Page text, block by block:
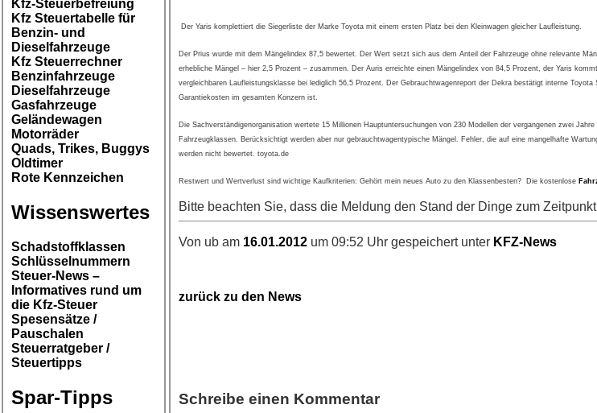
Kfz-Steuerbefreiung
Kfz Steuertabelle für
Benzin- und
Dieselfahrzeuge
Kfz Steuerrechner
Benzinfahrzeuge
Dieselfahrzeuge
Gasfahrzeuge
Geländewagen
Motorräder
Quads, Trikes, Buggys
Oldtimer
Rote Kennzeichen
Wissenswertes
Schadstoffklassen
Schlüsselnummern
Steuer-News –
Informatives rund um
die Kfz-Steuer
Spesensätze /
Pauschalen
Steuerratgeber /
Steuertipps
Spar-Tipps
Der Yaris komplettiert die Siegerliste der Marke Toyota mit einem ersten Platz bei den Kleinwagen gleicher Laufleistung.
Der Prius wurde mit dem Mängelindex 87,5 bewertet. Der Wert setzt sich aus dem Anteil der Fahrzeuge ohne relevante
erhebliche Mängel – hier 2,5 Prozent – zusammen. Der Auris erreichte einen Mängelindex von 84,5 Prozent, der Yaris
vergleichbaren Laufleistungsklasse bei lediglich 56,5 Prozent. Der Gebrauchtwagenreport der Dekra bestätigt interne
Garantiekosten im gesamten Konzern ist.
Die Sachverständigenorganisation wertete 15 Millionen Hauptuntersuchungen von 230 Modellen der vergangenen zwei
Fahrzeugklassen. Berücksichtigt werden aber nur gebrauchtwagentypische Mängel. Fehler, die auf eine mangelhafte
werden nicht bewertet. toyota.de
Restwert und Wertverlust sind wichtige Kaufkriterien: Gehört mein neues Auto zu den Klassenbesten? Die kostenlose
Bitte beachten Sie, dass die Meldung den Stand der Dinge zum
Von ub am 16.01.2012 um 09:52 Uhr gespeichert unter KFZ-News
zurück zu den News
Schreibe einen Kommentar